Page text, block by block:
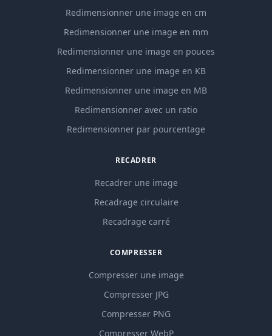
Redimensionner une image en cm
Redimensionner une image en mm
Redimensionner une image en pouces
Redimensionner une image en KB
Redimensionner une image en MB
Redimensionner avec un ratio
Redimensionner par pourcentage
RECADRER
Recadrer une image
Recadrage circulaire
Recadrage carré
COMPRESSER
Compresser une image
Compresser JPG
Compresser PNG
Compresser WebP